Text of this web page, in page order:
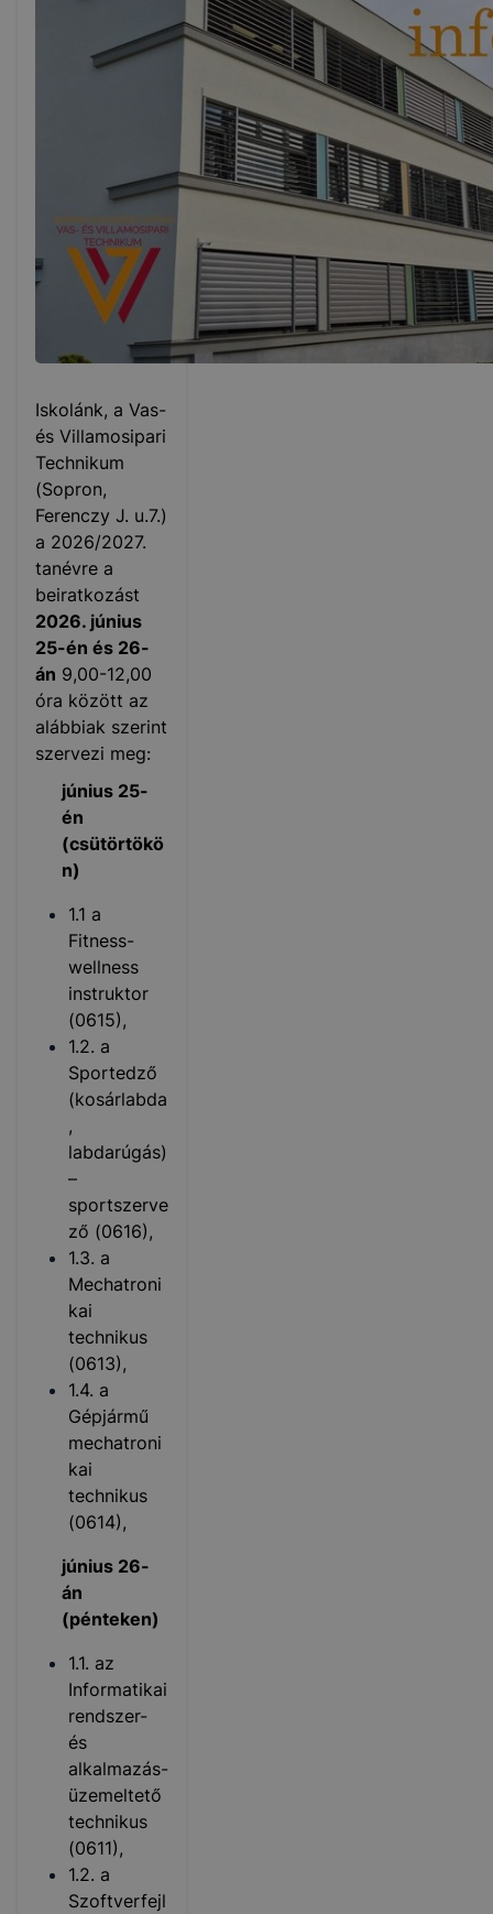
Iskolánk, a Vas-
és Villamosipari
Technikum
(Sopron,
Ferenczy J. u.7.)
a 2026/2027.
tanévre a
beiratkozást
2026. június
25-én és 26-
án 9,00-12,00
óra között az
alábbiak szerint
szervezi meg:
június 25-
én
(csütörtökö
n)
1.1 a
Fitness-
wellness
instruktor
(0615),
1.2. a
Sportedző
(kosárlabda
,
labdarúgás)
–
sportszerve
ző (0616),
1.3. a
Mechatroni
kai
technikus
(0613),
1.4. a
Gépjármű
mechatroni
kai
technikus
(0614),
június 26-
án
(pénteken)
1.1. az
Informatikai
rendszer-
és
alkalmazás-
üzemeltető
technikus
(0611),
1.2. a
Szoftverfejl